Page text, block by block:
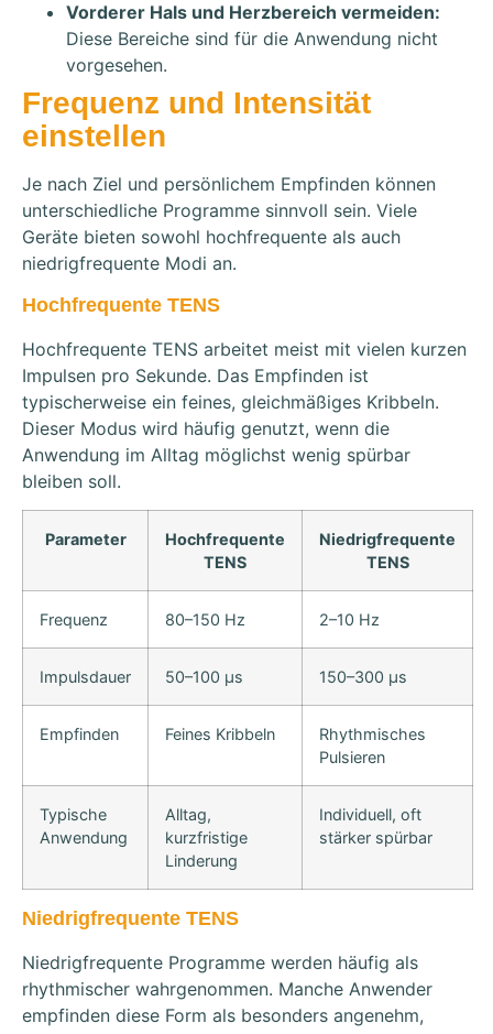
Vorderer Hals und Herzbereich vermeiden:
Diese Bereiche sind für die Anwendung nicht
vorgesehen.
Frequenz und Intensität
einstellen
Je nach Ziel und persönlichem Empfinden können
unterschiedliche Programme sinnvoll sein. Viele
Geräte bieten sowohl hochfrequente als auch
niedrigfrequente Modi an.
Hochfrequente TENS
Hochfrequente TENS arbeitet meist mit vielen kurzen
Impulsen pro Sekunde. Das Empfinden ist
typischerweise ein feines, gleichmäßiges Kribbeln.
Dieser Modus wird häufig genutzt, wenn die
Anwendung im Alltag möglichst wenig spürbar
bleiben soll.
Parameter
Hochfrequente
TENS
Niedrigfrequente
TENS
Frequenz 80–150 Hz 2–10 Hz
Impulsdauer 50–100 µs 150–300 µs
Empfinden Feines Kribbeln
Rhythmisches
Pulsieren
Typische
Anwendung
Alltag,
kurzfristige
Linderung
Individuell, oft
stärker spürbar
Niedrigfrequente TENS
Niedrigfrequente Programme werden häufig als
rhythmischer wahrgenommen. Manche Anwender
empfinden diese Form als besonders angenehm,